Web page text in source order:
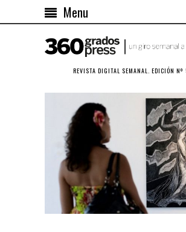
Menu
REVISTA DIGITAL SEMANAL. EDICIÓN